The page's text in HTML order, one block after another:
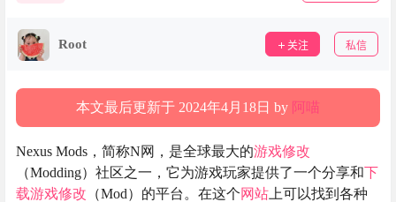
Root 关注 私信
本文最后更新于 2024年4月18日 by 阿喵
Nexus Mods，简称N网，是全球最大的游戏修改
（Modding）社区之一，它为游戏玩家提供了一个分享和下
载游戏修改 （Mod）的平台。在这个网站 上可以找到各种